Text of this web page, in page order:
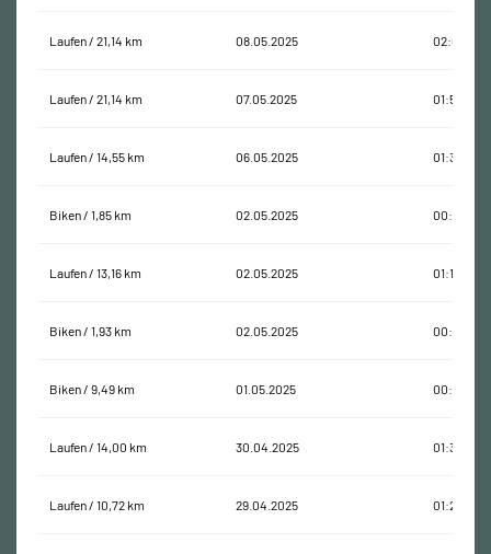
Laufen / 21,14 km 08.05.2025 02:08:22
Laufen / 21,14 km 07.05.2025 01:52:17
Laufen / 14,55 km 06.05.2025 01:30:10
Biken / 1,85 km 02.05.2025 00:25:15
Laufen / 13,16 km 02.05.2025 01:17:27
Biken / 1,93 km 02.05.2025 00:07:13
Biken / 9,49 km 01.05.2025 00:53:11
Laufen / 14,00 km 30.04.2025 01:36:49
Laufen / 10,72 km 29.04.2025 01:24:54